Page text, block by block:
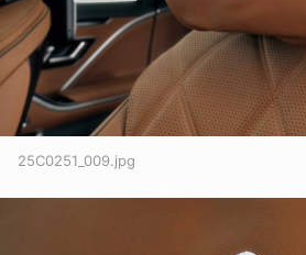
25C0251_009.jpg